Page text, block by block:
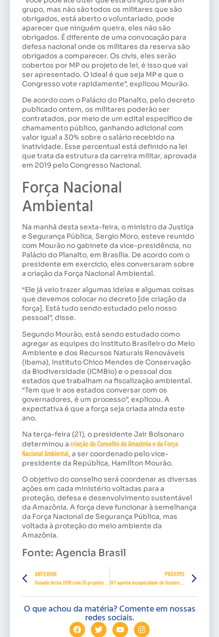
grupo, mas não são todos os militares que são
obrigados, está aberto o voluntariado, pode
aparecer que ninguém queira, eles não são
obrigados. É diferente de uma convocação para
defesa nacional onde os militares da reserva são
obrigados a comparecer. Os civis, eles serão
cobertos por MP ou projeto de lei, é isso que vai
ser apresentado. O ideal é que seja MP e que o
Congresso vote rapidamente”, explicou Mourão.
De acordo com o Palácio do Planalto, pelo decreto
publicado ontem, os militares poderão ser
contratados, por meio de um edital específico de
chamamento público, ganhando adicional com
valor igual a 30% sobre o salário recebido na
inatividade. Esse percentual está definido na lei
que trata da estrutura da carreira militar, aprovada
em 2019 pelo Congresso Nacional.
Força Nacional
Ambiental
Na manhã desta sexta-feira, o ministro da Justiça
e Segurança Pública, Sergio Moro, esteve reunido
com Mourão no gabinete da vice-presidência, no
Palácio do Planalto, em Brasília. De acordo com o
presidente em exercício, eles conversaram sobre
a criação da Força Nacional Ambiental.
“Ele já veio trazer algumas ideias e algumas coisas
que devemos colocar no decreto [de criação da
força]. Está tudo sendo estudado pelo nosso
pessoal”, disse.
Segundo Mourão, está sendo estudado como
agregar as equipes do Instituto Brasileiro do Meio
Ambiente e dos Recursos Naturais Renováveis
(Ibama), Instituto Chico Mendes de Conservação
da Biodiversidade (ICMBio) e o pessoal dos
estados que trabalham na fiscalização ambiental.
“Tem que ir aos estados conversar com os
governadores, é um processo”, explicou. A
expectativa é que a força seja criada ainda este
ano.
Na terça-feira (21), o presidente Jair Bolsonaro
determinou a criação do Conselho da Amazônia e da Força
Nacional Ambiental, a ser coordenado pelo vice-
presidente da República, Hamilton Mourão.
O objetivo do conselho será coordenar as diversas
ações em cada ministério voltadas para a
proteção, defesa e desenvolvimento sustentável
da Amazônia. A força deve funcionar à semelhança
da Força Nacional de Segurança Pública, mas
voltada à proteção do meio ambiente da
Amazônia.
Fonte: Agencia Brasil
ANTERIOR PRÓXIMO
O que achou da matéria? Comente em nossas
redes sociais.